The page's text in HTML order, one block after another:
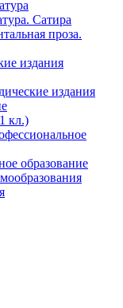
Сатира
проза.
издания
издания
кл.)
образование